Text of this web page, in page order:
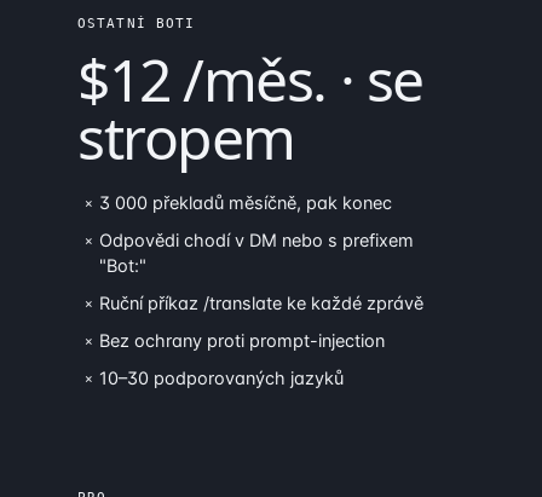
OSTATNÍ BOTI
$12 /měs. · se
stropem
× 3 000 překladů měsíčně, pak konec
× Odpovědi chodí v DM nebo s prefixem
"Bot:"
× Ruční příkaz /translate ke každé zprávě
× Bez ochrany proti prompt-injection
× 10–30 podporovaných jazyků